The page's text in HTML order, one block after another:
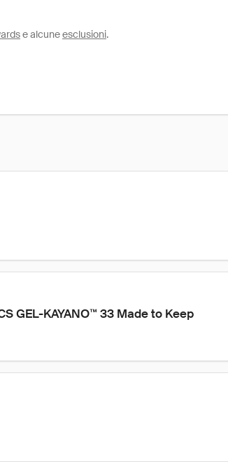
e alcuneesclusioni.
GEL-KAYANO™ 33 Made to Keep